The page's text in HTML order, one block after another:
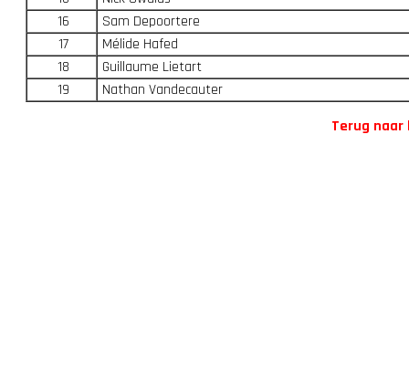
16
Sam Depoortere
17
Mélide Hafed
18
Guillaume Lietart
19
Nathan Vandecauter
Terug